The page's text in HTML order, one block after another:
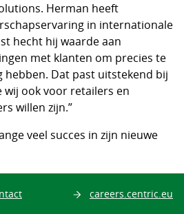
Herman heeft
in internationale
hecht hij waarde aan
met klanten om precies te
hebben. Dat past uitstekend bij
ook voor retailers en
willen zijn.”
veel succes in zijn nieuwe
careers.centric.eu